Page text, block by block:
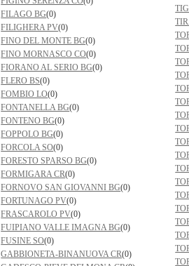
FILAGO BG(0)
FILIGHERA PV(0)
FINO DEL MONTE BG(0)
FINO MORNASCO CO(0)
FIORANO AL SERIO BG(0)
FLERO BS(0)
FOMBIO LO(0)
FONTANELLA BG(0)
FONTENO BG(0)
FOPPOLO BG(0)
FORCOLA SO(0)
FORESTO SPARSO BG(0)
FORMIGARA CR(0)
FORNOVO SAN GIOVANNI BG(0)
FORTUNAGO PV(0)
FRASCAROLO PV(0)
FUIPIANO VALLE IMAGNA BG(0)
FUSINE SO(0)
GABBIONETA-BINANUOVA CR(0)